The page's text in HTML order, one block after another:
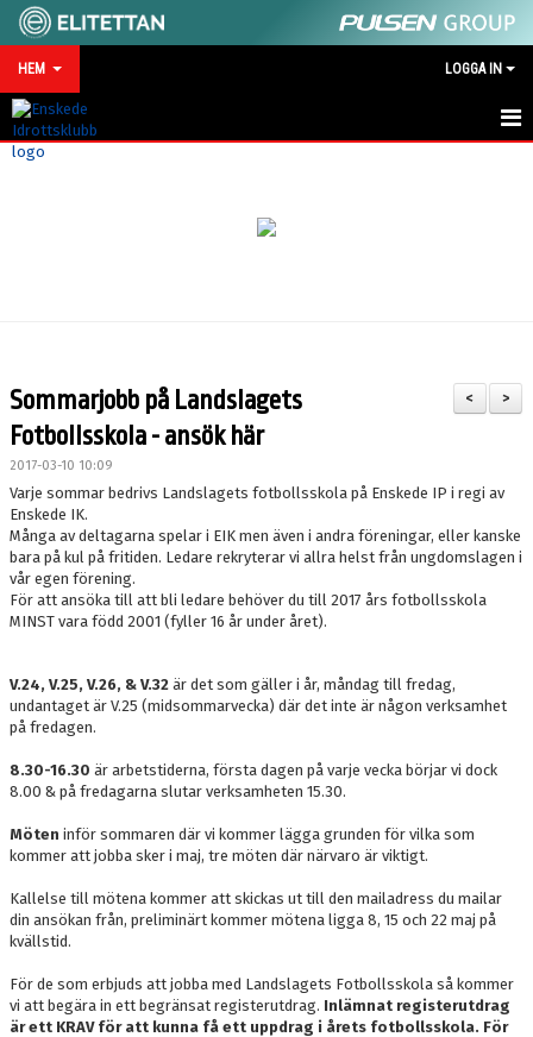
HEM LOGGA IN
HEM
SPONSRING
>
<
Sommarjobb på Landslagets
Fotbollsskola - ansök här
2017-03-10 10:09
Varje sommar bedrivs Landslagets fotbollsskola på Enskede IP i regi av
Enskede IK.
Många av deltagarna spelar i EIK men även i andra föreningar, eller kanske
bara på kul på fritiden. Ledare rekryterar vi allra helst från ungdomslagen i
vår egen förening.
För att ansöka till att bli ledare behöver du till 2017 års fotbollsskola
MINST vara född 2001 (fyller 16 år under året).
V.24, V.25, V.26, & V.32 är det som gäller i år, måndag till fredag,
undantaget är V.25 (midsommarvecka) där det inte är någon verksamhet
på fredagen.
8.30-16.30 är arbetstiderna, första dagen på varje vecka börjar vi dock
8.00 & på fredagarna slutar verksamheten 15.30.
Möten inför sommaren där vi kommer lägga grunden för vilka som
kommer att jobba sker i maj, tre möten där närvaro är viktigt.
Kallelse till mötena kommer att skickas ut till den mailadress du mailar
din ansökan från, preliminärt kommer mötena ligga 8, 15 och 22 maj på
kvällstid.
För de som erbjuds att jobba med Landslagets Fotbollsskola så kommer
vi att begära in ett begränsat registerutdrag. Inlämnat registerutdrag
är ett KRAV för att kunna få ett uppdrag i årets fotbollsskola. För